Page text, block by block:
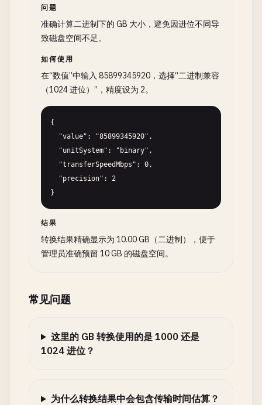
问题
准确计算二进制下的 GB 大小，避免因进位不同导
致磁盘空间不足。
如何使用
在“数值”中输入 85899345920，选择“二进制兼容
（1024 进位）”，精度设为 2。
{
}
结果
转换结果精确显示为 10.00 GB（二进制），便于
管理员准确预留 10 GB 的磁盘空间。
常见问题
这里的 GB 转换使用的是 1000 还是
1024 进位？
为什么转换结果中会包含传输时间估算？